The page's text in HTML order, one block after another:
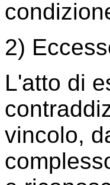
2)
L'atto di
vincolo,